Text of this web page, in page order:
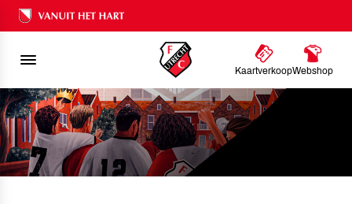
Ons nalatenschap
KaartverkoopWebshop